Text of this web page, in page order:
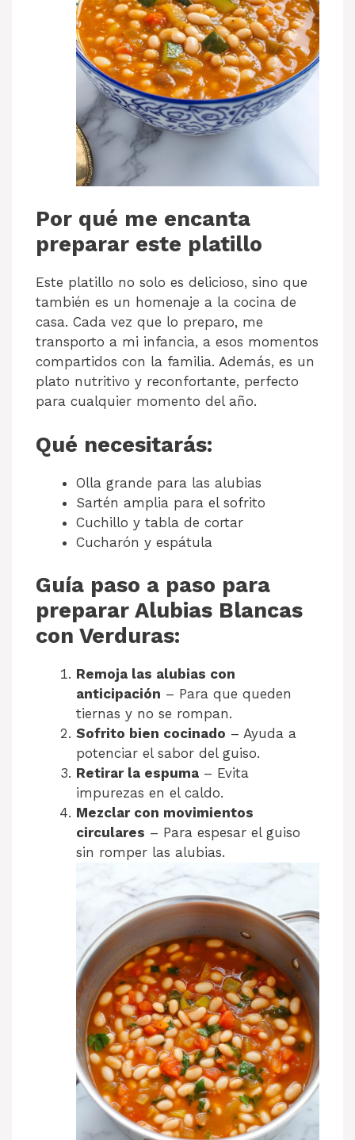
Por qué me encanta
preparar este platillo
Este platillo no solo es delicioso, sino que
también es un homenaje a la cocina de
casa. Cada vez que lo preparo, me
transporto a mi infancia, a esos momentos
compartidos con la familia. Además, es un
plato nutritivo y reconfortante, perfecto
para cualquier momento del año.
Qué necesitarás:
Olla grande para las alubias
Sartén amplia para el sofrito
Cuchillo y tabla de cortar
Cucharón y espátula
Guía paso a paso para
preparar Alubias Blancas
con Verduras:
Remoja las alubias con
anticipación – Para que queden
tiernas y no se rompan.
Sofrito bien cocinado – Ayuda a
potenciar el sabor del guiso.
Retirar la espuma – Evita
impurezas en el caldo.
Mezclar con movimientos
circulares – Para espesar el guiso
sin romper las alubias.